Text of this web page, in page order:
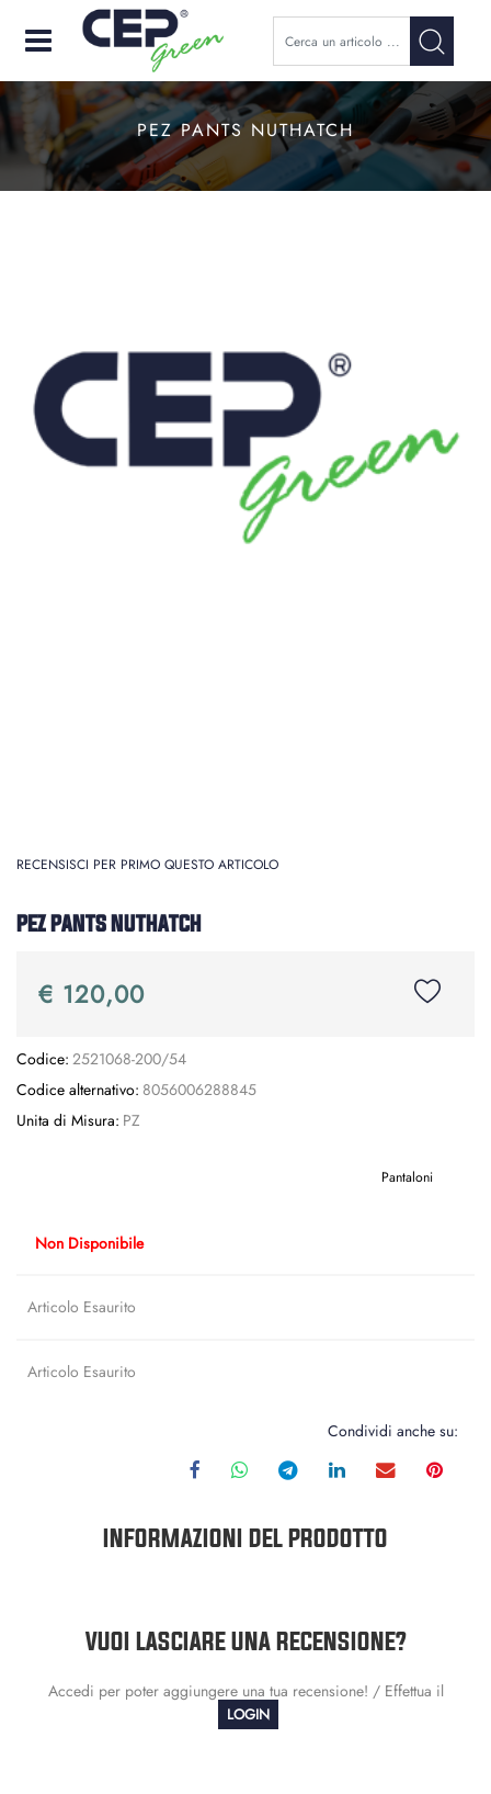
Open
PEZ PANTS NUTHATCH
RECENSISCI PER PRIMO QUESTO ARTICOLO
PEZ PANTS NUTHATCH
€ 120,00
Codice: 2521068-200/54
Codice alternativo: 8056006288845
Unita di Misura: PZ
Pantaloni
Non Disponibile
Articolo Esaurito
Articolo Esaurito
Condividi anche su:
INFORMAZIONI DEL PRODOTTO
VUOI LASCIARE UNA RECENSIONE?
Accedi per poter aggiungere una tua recensione! / Effettua il
LOGIN